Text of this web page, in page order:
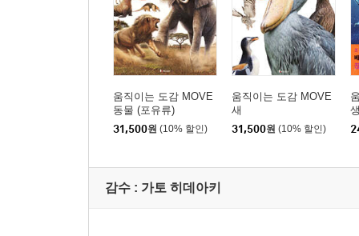
무족목
무족영원 무리 / 무족영원의 몸 구조 176
더 알고 싶어! 파충류·양서류
외래종의 위협 127
움직이는 도감 MOVE
동물 (포유류)
31,500원 (10% 할인)
움직이는 도감 MOVE
새
31,500원 (10% 할인)
감수 : 가토 히데아키